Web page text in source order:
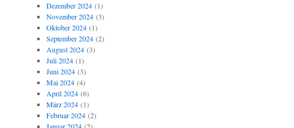
Dezember 2024(1)
November 2024(3)
Oktober 2024(1)
September 2024(2)
August 2024(3)
Juli 2024(1)
Juni 2024(3)
Mai 2024(4)
April 2024(6)
März 2024(1)
Februar 2024(2)